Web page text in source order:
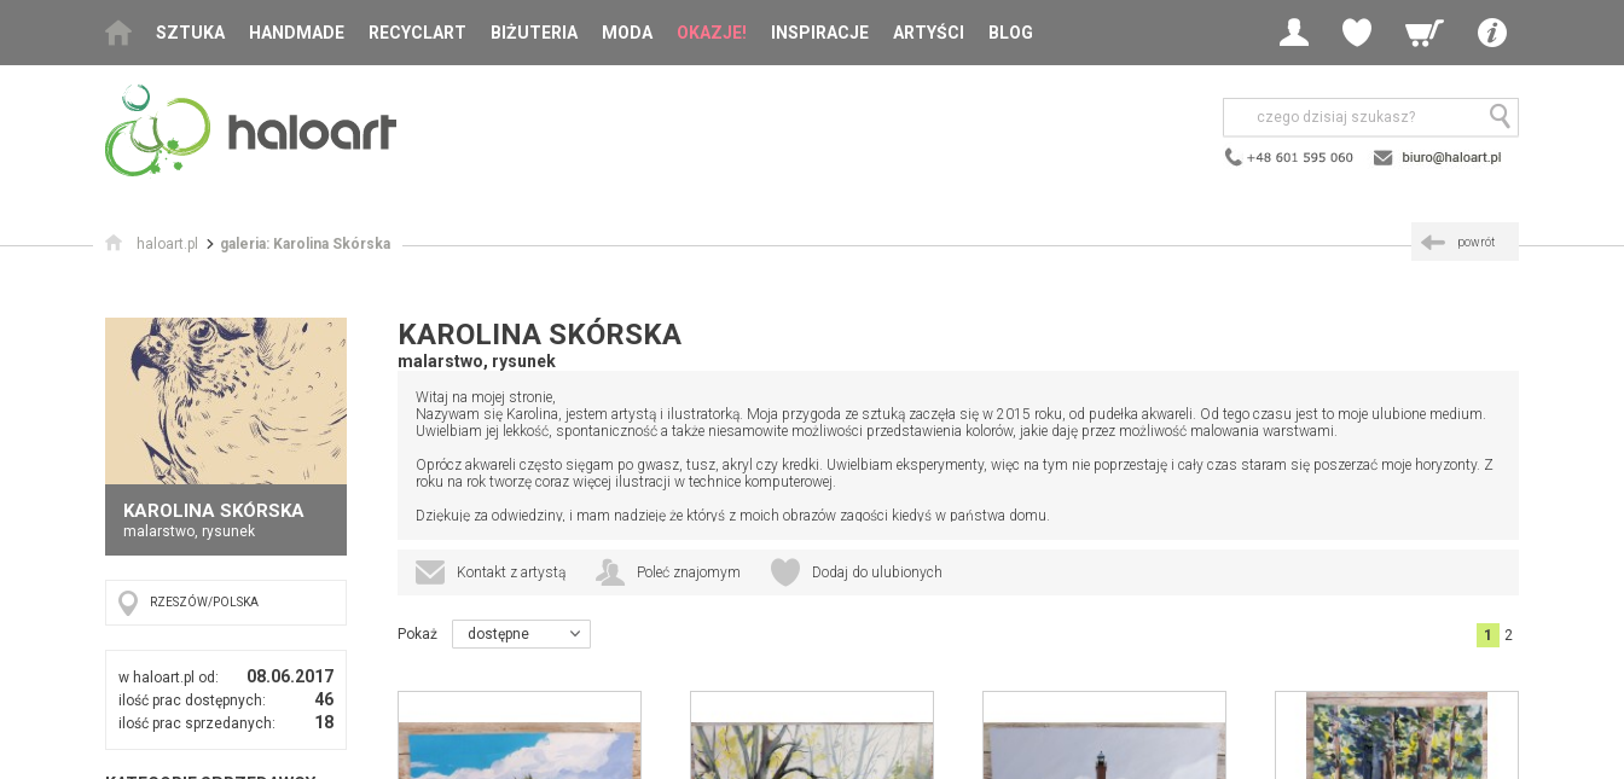
SZTUKA HANDMADE RECYCLART BIŻUTERIA MODA OKAZJE! INSPIRACJE ARTYŚCI BLOG
haloart.pl galeria: Karolina Skórska powrót
KAROLINA SKÓRSKA
malarstwo, rysunek
RZESZÓW/POLSKA
w haloart.pl od: 08.06.2017
ilość prac dostępnych: 46
ilość prac sprzedanych: 18
KAROLINA SKÓRSKA
malarstwo, rysunek
Witaj na mojej stronie,
Nazywam się Karolina, jestem artystą i ilustratorką. Moja przygoda ze sztuką zaczęła się w 2015 roku, od pudełka akwareli. Od tego czasu jest to moje ulubione medium.
Uwielbiam jej lekkość, spontaniczność a także niesamowite możliwości przedstawienia kolorów, jakie daję przez możliwość malowania warstwami.
Oprócz akwareli często sięgam po gwasz, tusz, akryl czy kredki. Uwielbiam eksperymenty, więc na tym nie poprzestaję i cały czas staram się poszerzać moje horyzonty. Z
roku na rok tworzę coraz więcej ilustracji w technice komputerowej.
Dziękuję za odwiedziny, i mam nadzieję że któryś z moich obrazów zagości kiedyś w państwa domu.
https://www.instagram.com/earlyoctoberarts/
Oraz portfolio earlyoctoberart.squarespace.com
Kontakt z artystą Poleć znajomym Dodaj do ulubionych
Pokaż dostępne 1 2